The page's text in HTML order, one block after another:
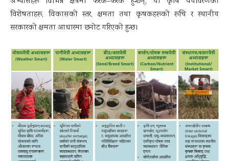
विशेषताहरू, विकासको स्तर, क्षमता तथा कृषकहरूको रूचि र स्थानीय
सरकारको क्षमता आधारमा छनोट गरिएको हुन्छ।